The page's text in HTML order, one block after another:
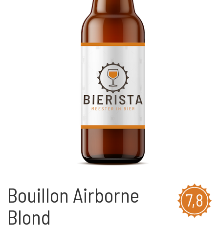
7,8
Bouillon Airborne
Blond